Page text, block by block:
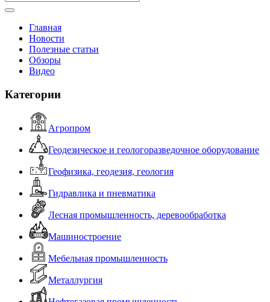
Главная
Новости
Полезные статьи
Обзоры
Видео
Категории
Агропром
Геодезическое и геологоразведочное оборудование
Геофизика, геодезия, геология
Гидравлика и пневматика
Лесная промышленность, деревообработка
Машиностроение
Мебельная промышленность
Металлургия